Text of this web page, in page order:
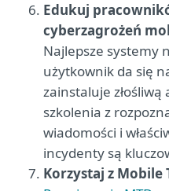
Edukuj
cyberzagrożeń
Najlepsze systemy
użytkownik da się
zainstaluje
szkolenia z
wiadomości i
incydenty są
Korzystaj z Mobile